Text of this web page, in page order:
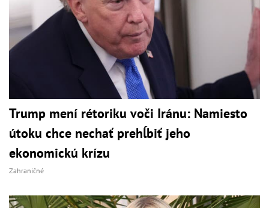
Trump mení rétoriku voči Iránu: Namiesto
útoku chce nechať prehĺbiť jeho
ekonomickú krízu
Zahraničné